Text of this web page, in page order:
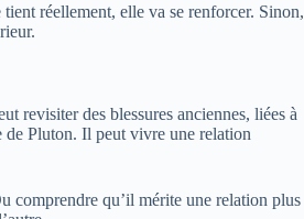
réellement, elle va se renforcer. Sinon,
revisiter des blessures anciennes, liées à
de Pluton. Il peut vivre une relation
comprendre qu’il mérite une relation plus